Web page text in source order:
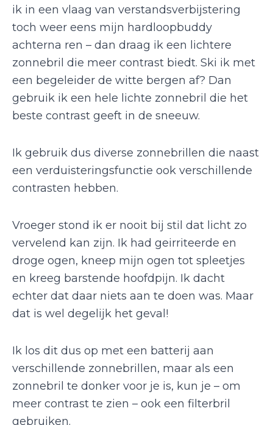
ik in een vlaag van verstandsverbijstering
toch weer eens mijn hardloopbuddy
achterna ren – dan draag ik een lichtere
zonnebril die meer contrast biedt. Ski ik met
een begeleider de witte bergen af? Dan
gebruik ik een hele lichte zonnebril die het
beste contrast geeft in de sneeuw.
Ik gebruik dus diverse zonnebrillen die naast
een verduisteringsfunctie ook verschillende
contrasten hebben.
Vroeger stond ik er nooit bij stil dat licht zo
vervelend kan zijn. Ik had geirriteerde en
droge ogen, kneep mijn ogen tot spleetjes
en kreeg barstende hoofdpijn. Ik dacht
echter dat daar niets aan te doen was. Maar
dat is wel degelijk het geval!
Ik los dit dus op met een batterij aan
verschillende zonnebrillen, maar als een
zonnebril te donker voor je is, kun je – om
meer contrast te zien – ook een filterbril
gebruiken.